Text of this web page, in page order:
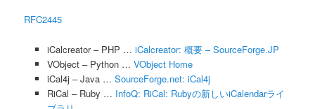
RFC2445
iCalcreator – PHP … iCalcreator: 概要 – SourceForge.JP
VObject – Python … VObject Home
iCal4j – Java … SourceForge.net: iCal4j
RiCal – Ruby … InfoQ: RiCal: Rubyの新しいiCalendarライ